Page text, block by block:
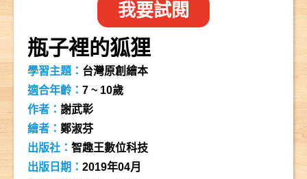
我要試閱
瓶子裡的狐狸
學習主題： 台灣原創繪本
適合年齡：7 ~ 10歲
作者：謝武彰
繪者：鄭淑芬
出版社：智趣王數位科技
出版日期：2019年04月